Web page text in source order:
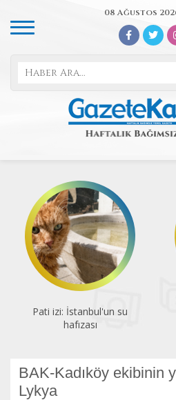
08 Ağustos
Pati izi: İstanbul'un su
hafızası
BAK-Kadıköy ekibinin
Lykya